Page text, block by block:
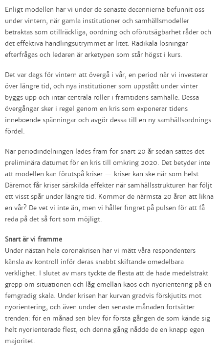
Enligt modellen har vi under de senaste decennierna befunnit oss
under vintern, när gamla institutioner och samhällsmodeller
betraktas som otillräckliga, oordning och oförutsägbarhet råder och
det effektiva handlingsutrymmet är litet. Radikala lösningar
efterfrågas och ledaren är arketypen som står högst i kurs.
Det var dags för vintern att övergå i vår, en period när vi investerar
över längre tid, och nya institutioner som uppstått under vinter
byggs upp och intar centrala roller i framtidens samhälle. Dessa
övergångar sker i regel genom en kris som exponerar tidens
inneboende spänningar och avgör dessa till en ny samhällsordnings
fördel.
När periodindelningen lades fram för snart 20 år sedan sattes det
preliminära datumet för en kris till omkring 2020. Det betyder inte
att modellen kan förutspå kriser — kriser kan ske när som helst.
Däremot får kriser särskilda effekter när samhällsstrukturen har följt
ett visst spår under längre tid. Kommer de närmsta 20 åren att likna
en vår? De vet vi inte än, men vi håller fingret på pulsen för att få
reda på det så fort som möjligt.
Snart är vi framme
Under nästan hela coronakrisen har vi mätt våra respondenters
känsla av kontroll inför deras snabbt skiftande omedelbara
verklighet. I slutet av mars tyckte de flesta att de hade medelstrakt
grepp om situationen och låg emellan kaos och nyorientering på en
femgradig skala. Under krisen har kurvan gradvis förskjutits mot
nyorientering, och även under den senaste månaden fortsätter
trenden: för en månad sen blev för första gången de som kände sig
helt nyorienterade flest, och denna gång nådde de en knapp egen
majoritet.